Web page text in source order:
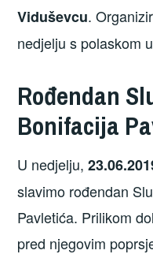
Viduševcu.
nedjelju s polaskom
Rođendan
Bonifacija
U nedjelju,
slavimo rođendan
Pavletića. Prilikom
pred njegovim